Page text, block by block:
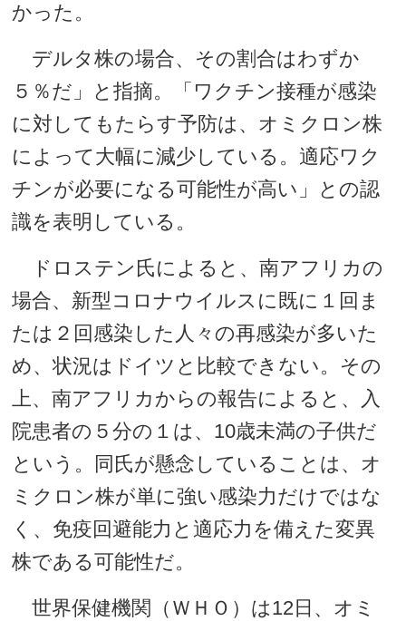
かった。
デルタ株の場合、その割合はわずか
５％だ」と指摘。「ワクチン接種が感染
に対してもたらす予防は、オミクロン株
によって大幅に減少している。適応ワク
チンが必要になる可能性が高い」との認
識を表明している。
ドロステン氏によると、南アフリカの
場合、新型コロナウイルスに既に１回ま
たは２回感染した人々の再感染が多いた
め、状況はドイツと比較できない。その
上、南アフリカからの報告によると、入
院患者の５分の１は、10歳未満の子供だ
という。同氏が懸念していることは、オ
ミクロン株が単に強い感染力だけではな
く、免疫回避能力と適応力を備えた変異
株である可能性だ。
世界保健機関（ＷＨＯ）は12日、オミ